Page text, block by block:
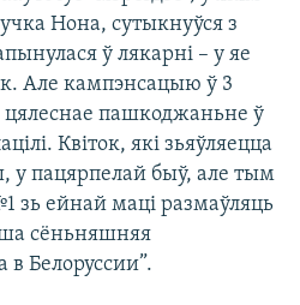
Нона, сутыкнуўся з
ў лякарні – у яе
Але кампэнсацыю ў 3
пашкоджаньне ў
Квіток, які зьяўляецца
у пацярпелай быў, але тым
зь ейнай маці размаўляць
сёньняшняя
в Белоруссии”.